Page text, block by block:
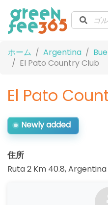
ホーム Argentina
El Pato Country Club
El Pato
Newly added
住所
Ruta 2 Km 40.8,Argentina